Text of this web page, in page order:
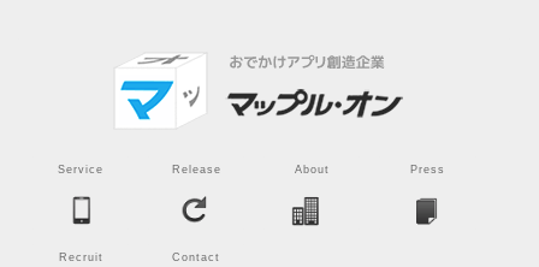
Service Release About Press
Recruit Contact